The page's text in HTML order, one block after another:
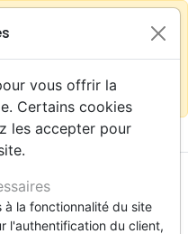
sur le site France close
Bible Suisse
shopping_cart
vous offrir la
Certains cookies
les accepter pour
à la fonctionnalité du site
l'authentification du client,